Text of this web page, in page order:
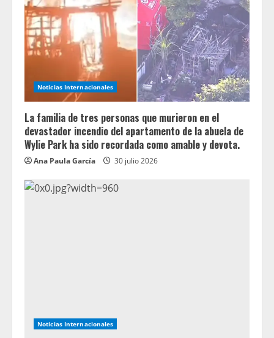
Noticias Internacionales
La familia de tres personas que murieron en el
devastador incendio del apartamento de la abuela de
Wylie Park ha sido recordada como amable y devota.
Ana Paula García 30 julio 2026
Noticias Internacionales